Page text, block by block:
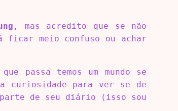
, mas acredito que se não
meio confuso ou achar
passa temos um mundo se
para ver se de
de seu diário (isso sou